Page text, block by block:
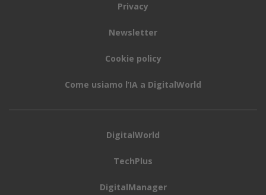
Privacy
Newsletter
Cookie policy
Come usiamo l’IA a DigitalWorld
DigitalWorld
TechPlus
DigitalManager